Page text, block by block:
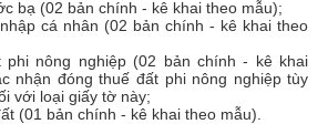
bạ (02 bản chính - kê khai theo mẫu);
cá nhân (02 bản chính - kê khai theo
nông nghiệp (02 bản chính - kê khai
nhận đóng thuế đất phi nông nghiệp tùy
với loại giấy tờ này;
(01 bản chính - kê khai theo mẫu).